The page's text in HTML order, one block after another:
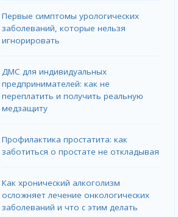
Первые симптомы урологических
заболеваний, которые нельзя
игнорировать
ДМС для индивидуальных
предпринимателей: как не
переплатить и получить реальную
медзащиту
Профилактика простатита: как
заботиться о простате не откладывая
Как хронический алкоголизм
осложняет лечение онкологических
заболеваний и что с этим делать